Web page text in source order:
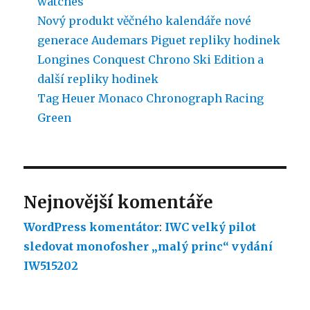
Nový produkt věčného kalendáře nové
generace Audemars Piguet repliky hodinek
Longines Conquest Chrono Ski Edition a
další repliky hodinek
Tag Heuer Monaco Chronograph Racing
Green
Nejnovější komentáře
WordPress komentátor: IWC velký pilot
sledovat monofosher „malý princ“ vydání
IW515202